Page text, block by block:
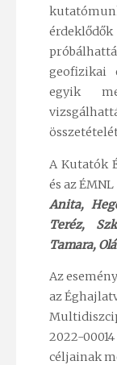
geofizikai
egyik
A Kutatók
és az
Anita,
Teréz,
Tamara,
Az
az
2022-
céljainak